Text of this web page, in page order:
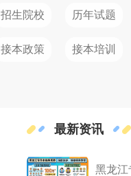
招生院校 历年试题
接本政策 接本培训
最新资讯
黑龙江